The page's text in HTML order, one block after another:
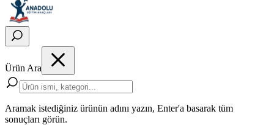
Ürün Ara
Aramak istediğiniz ürünün adını yazın, Enter'a basarak tüm
sonuçları görün.